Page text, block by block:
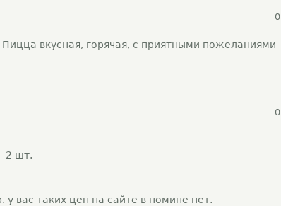
0
вкусная, горячая, с приятными пожеланиями
0
2 шт.
вас таких цен на сайте в помине нет.